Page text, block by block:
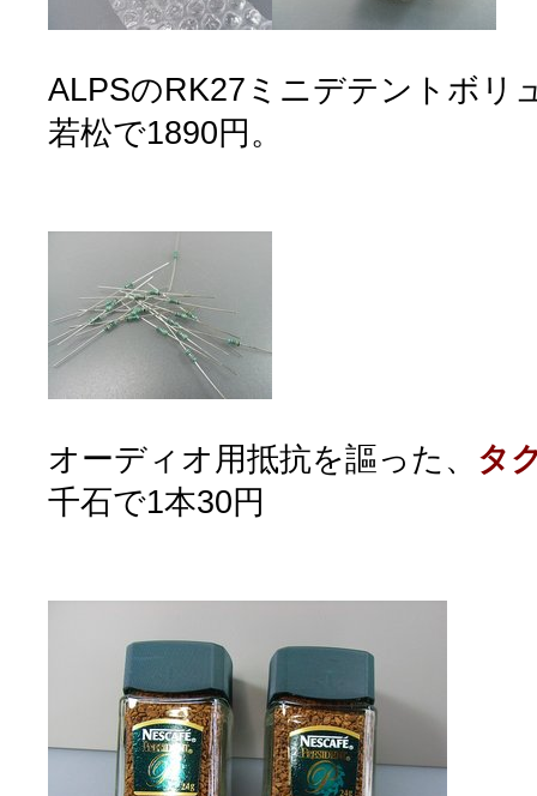
ALPSのRK27ミニデテントボリ
若松で1890円。
オーディオ用抵抗を謳った、 タ
千石で1本30円